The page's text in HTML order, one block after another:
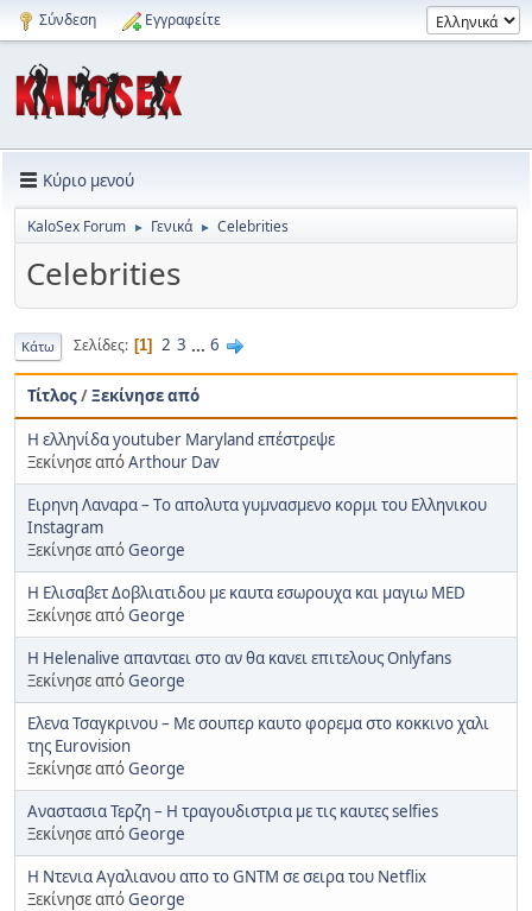
Σύνδεση Εγγραφείτε
Κύριο μενού
KaloSex Forum ► Γενικά ► Celebrities
Celebrities
Κάτω Σελίδες 1 2 3 ... 6
Τίτλος/Ξεκίνησε από
Η ελληνίδα youtuber Maryland επέστρεψε
Ξεκίνησε απόArthour Dav
Ειρηνη Λαναρα – Tο απολυτα γυμνασμενο κορμι του Ελληνικου
Instagram
Ξεκίνησε απόGeorge
H Eλισαβετ Δοβλιατιδου με καυτα εσωρουχα και μαγιω MED
Ξεκίνησε απόGeorge
H Helenalive απανταει στο αν θα κανει επιτελους Onlyfans
Ξεκίνησε απόGeorge
Eλενα Τσαγκρινου – Με σουπερ καυτο φορεμα στο κοκκινο χαλι
της Eurovision
Ξεκίνησε απόGeorge
Αναστασια Τερζη – Η τραγουδιστρια με τις καυτες selfies
Ξεκίνησε απόGeorge
Η Ντενια Αγαλιανου απο το GNTM σε σειρα του Netflix
Ξεκίνησε απόGeorge